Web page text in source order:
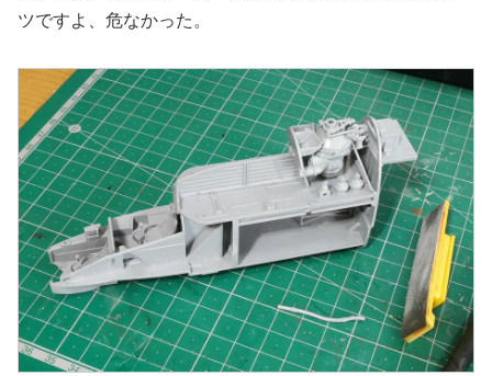
ツですよ、危なかった。